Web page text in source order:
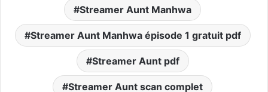
Streamer Aunt Manhwa
Streamer Aunt Manhwa épisode 1 gratuit pdf
Streamer Aunt pdf
Streamer Aunt scan complet